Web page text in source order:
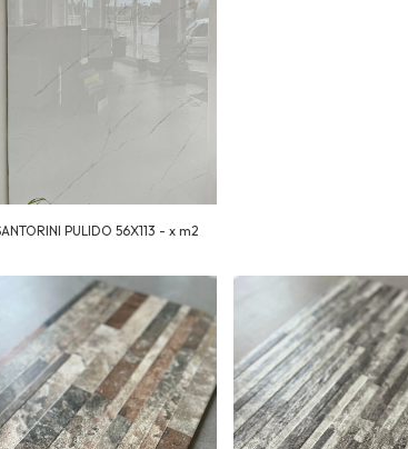
PULIDO 56X113 - x m2